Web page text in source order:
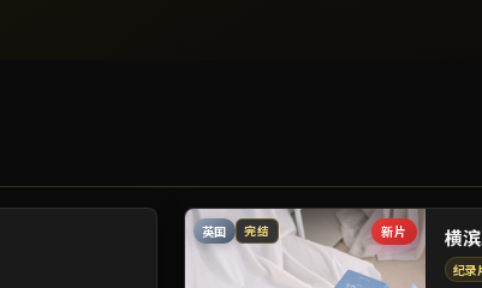
新片
英国 完结 横
纪录